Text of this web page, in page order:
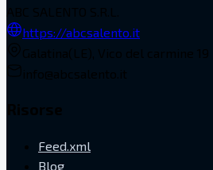
https://abcsalento.it
Feed.xml
Blog